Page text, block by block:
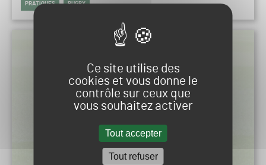
Ce site utilise des
cookies et vous donne le
contrôle sur ceux que
vous souhaitez activer
Tout accepter
Tout refuser
PRATIQUES RUGBY